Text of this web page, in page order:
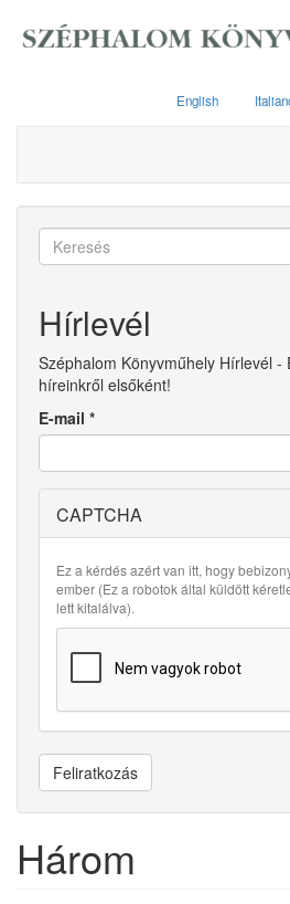
English
Keresés
Hírlevél
Széphalom Könyvműhely Hírlevél -
híreinkről elsőként!
E-mail *
CAPTCHA
Ez a kérdés azért van itt, hogy
ember (Ez a robotok által küldött
lett kitalálva).
Feliratkozás
Három